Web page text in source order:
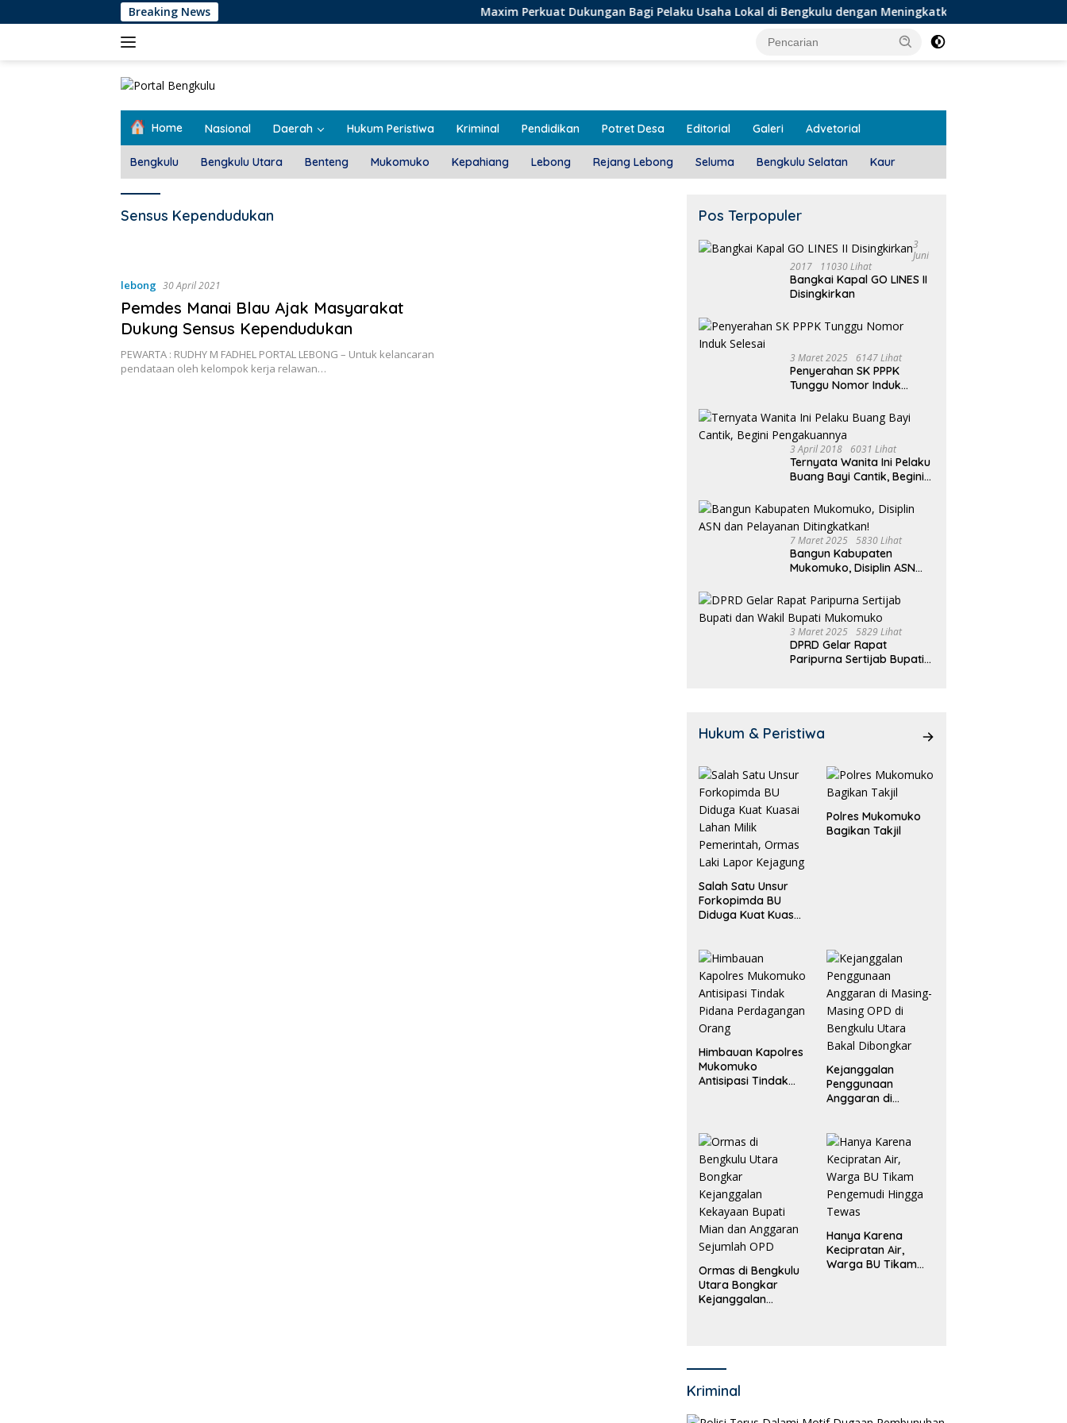
ke
Breaking News Maxim Perkuat Dukungan Bagi Pelaku Usaha Lokal di Bengkulu dengan Meningkatkan Ruang Publik dan Kebersihan
Home Nasional Daerah Hukum Peristiwa Kriminal Pendidikan Potret Desa Editorial Galeri Advetorial
Bengkulu Bengkulu Utara Benteng Mukomuko Kepahiang Lebong Rejang Lebong Seluma Bengkulu Selatan Kaur
Sensus Kependudukan
lebong 30 April 2021
Pemdes Manai Blau Ajak Masyarakat
Dukung Sensus Kependudukan
PEWARTA : RUDHY M FADHEL PORTAL LEBONG – Untuk kelancaran
pendataan oleh kelompok kerja relawan…
Pos Terpopuler
3
Juni
2017
11030 Lihat
Bangkai Kapal GO LINES II
Disingkirkan
3 Maret 2025 6147 Lihat
Penyerahan SK PPPK
Tunggu Nomor Induk
3 April 2018 6031 Lihat
Ternyata Wanita Ini Pelaku
Buang Bayi Cantik, Begini
7 Maret 2025 5830 Lihat
Bangun Kabupaten
Mukomuko, Disiplin ASN
Ditingkatkan!
3 Maret 2025 5829 Lihat
DPRD Gelar Rapat
Paripurna Sertijab Bupati
Hukum & Peristiwa
Salah Satu Unsur
Forkopimda BU
Diduga Kuat Kuasai
Laki Lapor
Kejagung
Polres Mukomuko
Bagikan Takjil
Himbauan Kapolres
Mukomuko
Antisipasi Tindak
Kejanggalan
Penggunaan
Anggaran di
Bakal Dibongkar
Ormas di Bengkulu
Utara Bongkar
Kejanggalan
Hanya Karena
Kecipratan Air,
Warga BU Tikam
Kriminal